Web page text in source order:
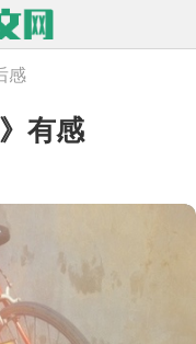
感
有感